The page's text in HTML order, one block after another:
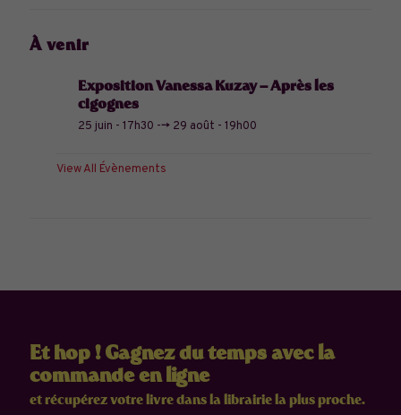
À venir
Exposition Vanessa Kuzay – Après les
cigognes
25 juin - 17h30 --> 29 août - 19h00
View All Évènements
Et hop ! Gagnez du temps avec la
commande en ligne
et récupérez votre livre dans la librairie la plus proche.